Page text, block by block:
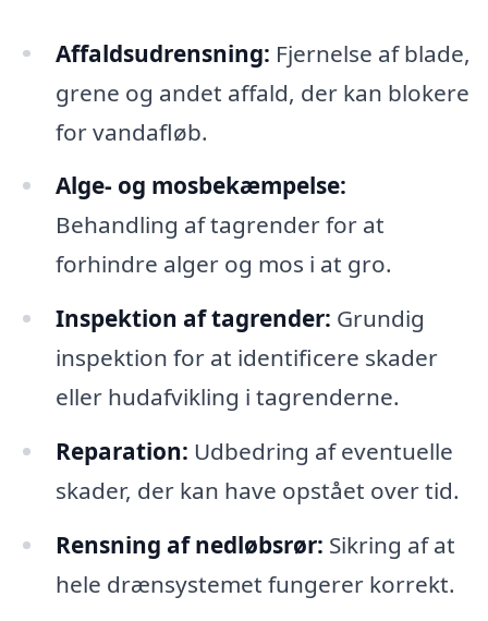
Affaldsudrensning: Fjernelse af blade,
grene og andet affald, der kan blokere
for vandafløb.
Alge- og mosbekæmpelse:
Behandling af tagrender for at
forhindre alger og mos i at gro.
Inspektion af tagrender: Grundig
inspektion for at identificere skader
eller hudafvikling i tagrenderne.
Reparation: Udbedring af eventuelle
skader, der kan have opstået over tid.
Rensning af nedløbsrør: Sikring af at
hele drænsystemet fungerer korrekt.